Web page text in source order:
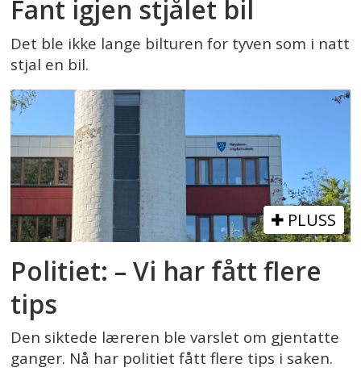
Fant igjen stjålet bil
Det ble ikke lange bilturen for tyven som i natt
stjal en bil.
PLUSS
Politiet: – Vi har fått flere
tips
Den siktede læreren ble varslet om gjentatte
ganger. Nå har politiet fått flere tips i saken.